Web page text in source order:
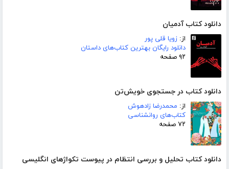
دانلود کتاب آدمیان
از: زویا قلی پور
دانلود رایگان بهترین کتاب‌های داستان
۹۲ صفحه
دانلود کتاب در جستجوی خویش‌تن
از: محمدرضا زادهوش
کتاب‌های روانشناسی
۷۲ صفحه
دانلود کتاب تحلیل و بررسی انتظام در پیوست تکواژهای انگلیسی